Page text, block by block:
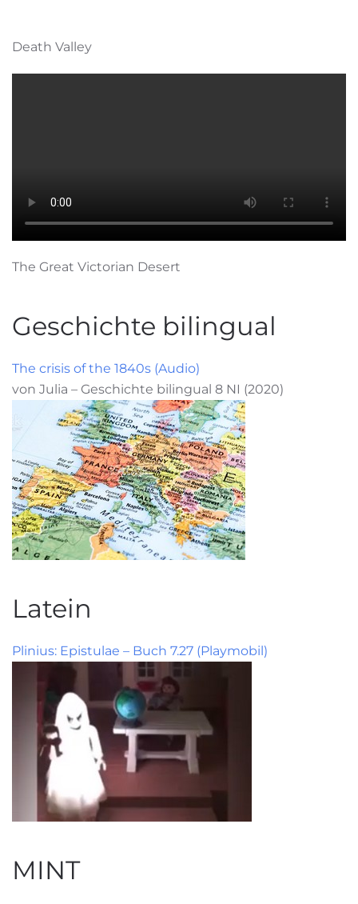
Death Valley
The Great Victorian Desert
Geschichte bilingual
The crisis of the 1840s (Audio)
von Julia – Geschichte bilingual 8 NI (2020)
Latein
Plinius: Epistulae – Buch 7.27 (Playmobil)
MINT